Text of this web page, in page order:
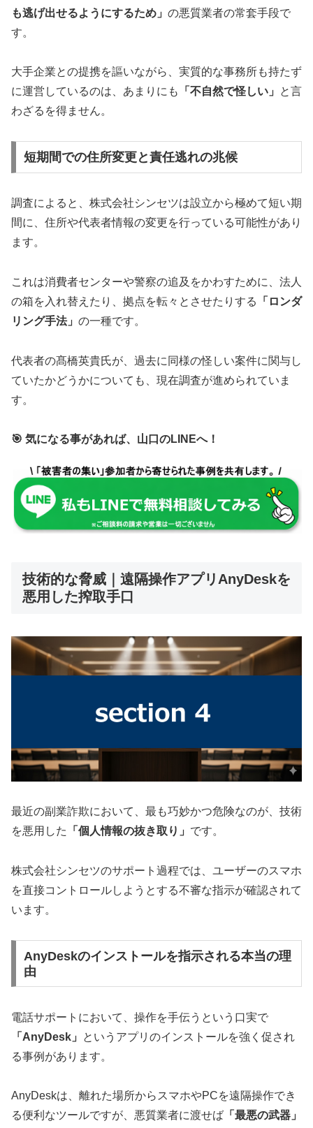
も逃げ出せるようにするため」 の悪質業者の常套手段で
す。
大手企業との提携を謳いながら、実質的な事務所も持たず
に運営しているのは、あまりにも
「不自然で怪しい」
と言
わざるを得ません。
短期間での住所変更と責任逃れの兆候
調査によると、株式会社シンセツは設立から極めて短い期
間に、住所や代表者情報の変更を行っている可能性があり
ます。
これは消費者センターや警察の追及をかわすために、法人
の箱を入れ替えたり、拠点を転々とさせたりする
「ロンダ
リング手法」 の一種です。
代表者の髙橋英貴氏が、過去に同様の怪しい案件に関与し
ていたかどうかについても、現在調査が進められていま
す。
🎯 気になる事があれば、山口のLINEへ！
技術的な脅威｜遠隔操作アプリAnyDeskを
悪用した搾取手口
最近の副業詐欺において、最も巧妙かつ危険なのが、技術
を悪用した
「個人情報の抜き取り」 です。
株式会社シンセツのサポート過程では、ユーザーのスマホ
を直接コントロールしようとする不審な指示が確認されて
います。
AnyDeskのインストールを指示される本当の理
由
電話サポートにおいて、操作を手伝うという口実で
「AnyDesk」
というアプリのインストールを強く促され
る事例があります。
AnyDeskは、離れた場所からスマホやPCを遠隔操作でき
る便利なツールですが、悪質業者に渡せば 「最悪の武器」